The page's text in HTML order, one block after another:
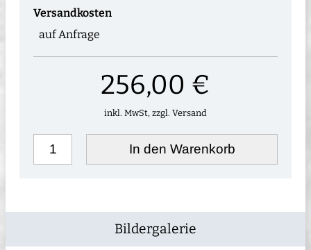
Versandkosten
auf Anfrage
256,00 €
inkl. MwSt, zzgl. Versand
In den Warenkorb
Bildergalerie